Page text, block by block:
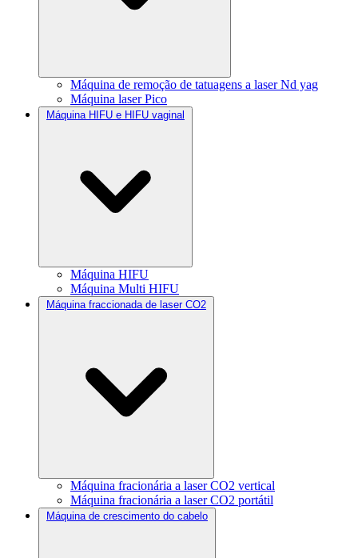
Máquina de remoção de tatuagens a laser Nd yag
Máquina laser Pico
Máquina HIFU e HIFU vaginal
Máquina HIFU
Máquina Multi HIFU
Máquina fraccionada de laser CO2
Máquina fracionária a laser CO2 vertical
Máquina fracionária a laser CO2 portátil
Máquina de crescimento do cabelo